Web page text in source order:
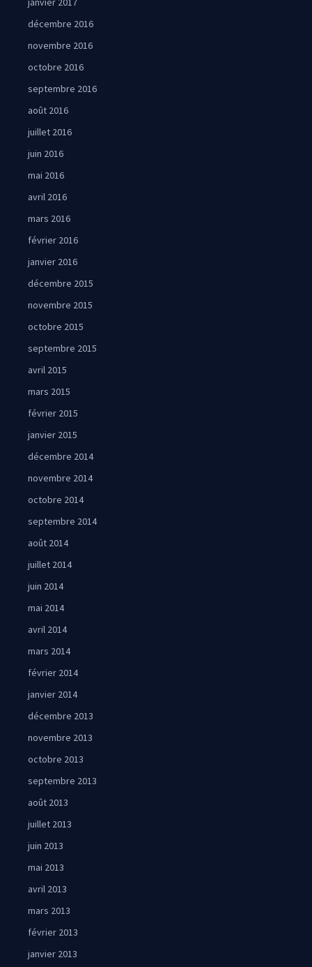
décembre 2016
novembre 2016
octobre 2016
septembre 2016
août 2016
juillet 2016
juin 2016
mai 2016
avril 2016
mars 2016
février 2016
janvier 2016
décembre 2015
novembre 2015
octobre 2015
septembre 2015
avril 2015
mars 2015
février 2015
janvier 2015
décembre 2014
novembre 2014
octobre 2014
septembre 2014
août 2014
juillet 2014
juin 2014
mai 2014
avril 2014
mars 2014
février 2014
janvier 2014
décembre 2013
novembre 2013
octobre 2013
septembre 2013
août 2013
juillet 2013
juin 2013
mai 2013
avril 2013
mars 2013
février 2013
janvier 2013